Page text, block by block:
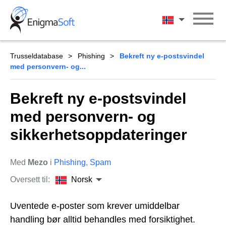
Skip
content
Norsk
Trusseldatabase Phishing
Bekreft ny e-postsvindel
med personvern- og...
Bekreft ny e-postsvindel
med personvern- og
sikkerhetsoppdateringer
Med Mezo i Phishing, Spam
Oversett til:
Norsk
Uventede e-poster som krever umiddelbar
handling bør alltid behandles med forsiktighet.